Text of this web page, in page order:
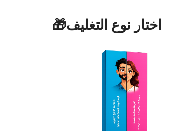
اختار نوع التغليف🎁